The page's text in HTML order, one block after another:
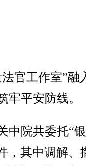
官工作室”融
牢平安防线。
院共委托“
，其中调解、